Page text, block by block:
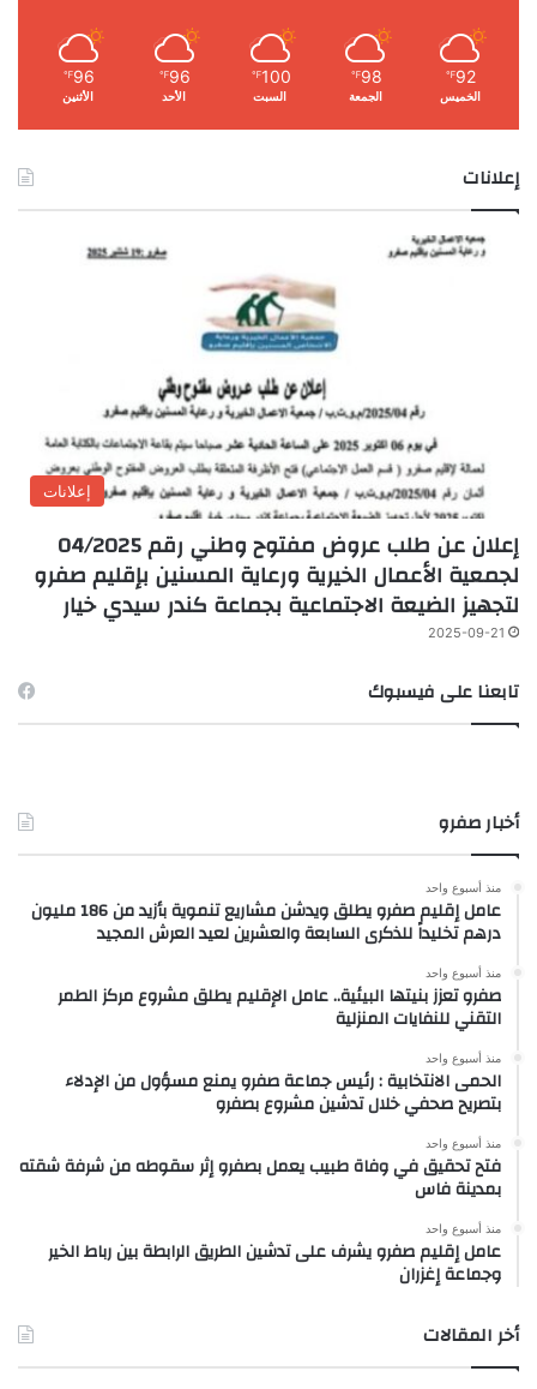
92
℉
الخميس
98
℉
الجمعة
100
℉
السبت
96
℉
الأحد
96
℉
الأثنين
إعلانات
إعلانات
إعلان عن طلب عروض مفتوح وطني رقم 04/2025
لجمعية الأعمال الخيرية ورعاية المسنين بإقليم صفرو
لتجهيز الضيعة الاجتماعية بجماعة كندر سيدي خيار
2025-09-21
تابعنا على فيسبوك
أخبار صفرو
منذ أسبوع واحد
عامل إقليم صفرو يطلق ويدشن مشاريع تنموية بأزيد من 186 مليون
درهم تخليداً للذكرى السابعة والعشرين لعيد العرش المجيد
منذ أسبوع واحد
صفرو تعزز بنيتها البيئية.. عامل الإقليم يطلق مشروع مركز الطمر
التقني للنفايات المنزلية
منذ أسبوع واحد
الحمى الانتخابية : رئيس جماعة صفرو يمنع مسؤول من الإدلاء
بتصريح صحفي خلال تدشين مشروع بصفرو
منذ أسبوع واحد
فتح تحقيق في وفاة طبيب يعمل بصفرو إثر سقوطه من شرفة شقته
بمدينة فاس
منذ أسبوع واحد
عامل إقليم صفرو يشرف على تدشين الطريق الرابطة بين رباط الخير
وجماعة إغزران
أخر المقالات